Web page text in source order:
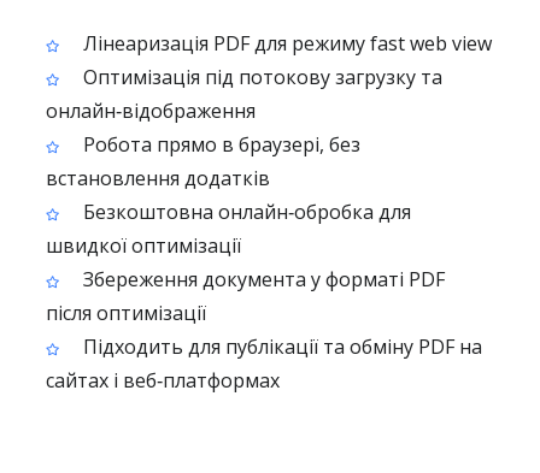
Лінеаризація PDF для режиму fast web view
Оптимізація під потокову загрузку та
онлайн‑відображення
Робота прямо в браузері, без
встановлення додатків
Безкоштовна онлайн‑обробка для
швидкої оптимізації
Збереження документа у форматі PDF
після оптимізації
Підходить для публікації та обміну PDF на
сайтах і веб‑платформах